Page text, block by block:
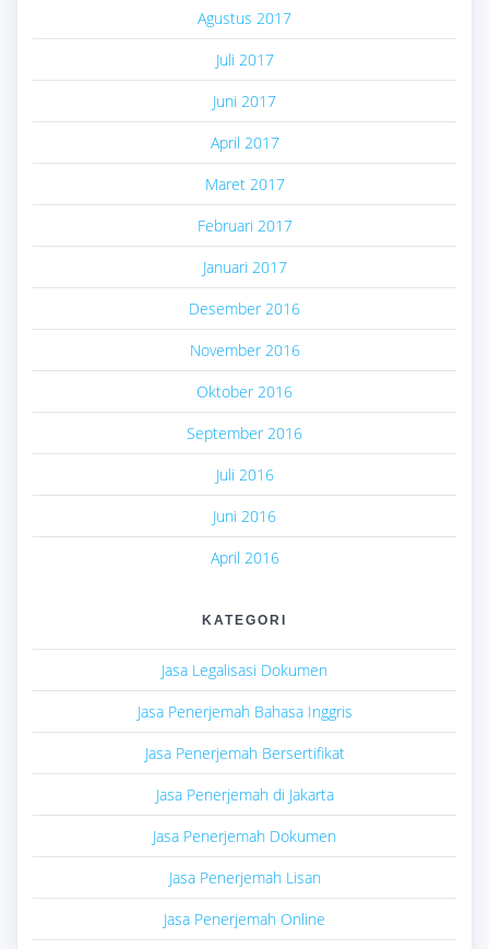
Agustus 2017
Juli 2017
Juni 2017
April 2017
Maret 2017
Februari 2017
Januari 2017
Desember 2016
November 2016
Oktober 2016
September 2016
Juli 2016
Juni 2016
April 2016
KATEGORI
Jasa Legalisasi Dokumen
Jasa Penerjemah Bahasa Inggris
Jasa Penerjemah Bersertifikat
Jasa Penerjemah di Jakarta
Jasa Penerjemah Dokumen
Jasa Penerjemah Lisan
Jasa Penerjemah Online